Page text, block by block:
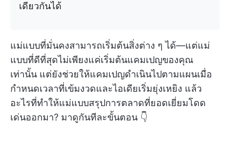
เดียวกันได้
แม่แบบที่มั่นคงสามารถเริ่มต้นสิ่งต่าง ๆ ได้—แต่แม่
แบบที่ดีที่สุดไม่เพียงแค่เริ่มต้นแคมเปญของคุณ
เท่านั้น แต่ยังช่วยให้แคมเปญดำเนินไปตามแผนเมื่อ
กำหนดเวลาที่เข้มงวดและไอเดียเริ่มยุ่งเหยิง แล้ว
อะไรที่ทำให้แม่แบบสรุปการตลาดที่ยอดเยี่ยมโดด
เด่นออกมา? มาดูกันทีละขั้นตอน 👇